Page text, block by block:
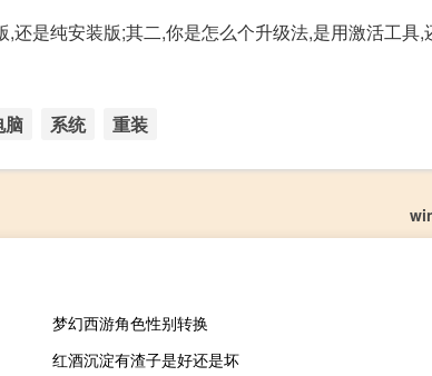
是纯安装版;其二,你是怎么个升级法,是用激活工具,
脑 系统 重装
梦幻西游角色性别转换
红酒沉淀有渣子是好还是坏